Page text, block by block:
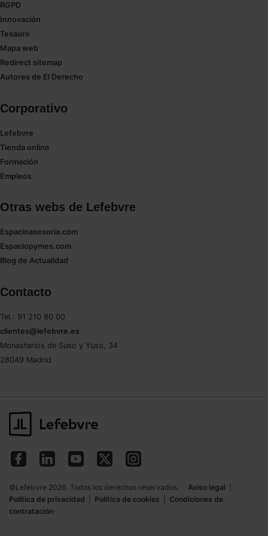
las que sean indispensables para la navegación.
Saber más acerca de las cookies
RGPD
Innovación
Tesauro
Mapa web
Redirect sitemap
Autores de El Derecho
Corporativo
Lefebvre
Tienda online
Formación
Empleos
Otras webs de Lefebvre
Espacioasesoria.com
Espaciopymes.com
Blog de Actualidad
Contacto
Tel.: 91 210 80 00
clientes@lefebvre.es
Monasterios de Suso y Yuso, 34
28049 Madrid
©Lefebvre 2026. Todos los derechos reservados. Aviso legal
Política de privacidad
Política de cookies
Condiciones de
contratación ·